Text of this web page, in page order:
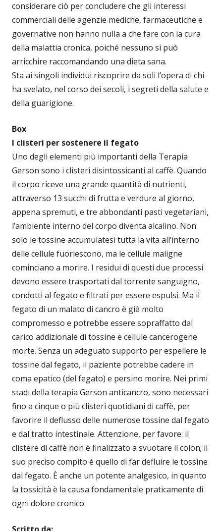
considerare ciò per concludere che gli interessi
commerciali delle agenzie mediche, farmaceutiche e
governative non hanno nulla a che fare con la cura
della malattia cronica, poiché nessuno si può
arricchire raccomandando una dieta sana.
Sta ai singoli individui riscoprire da soli l’opera di chi
ha svelato, nel corso dei secoli, i segreti della salute e
della guarigione.
Box
I clisteri per sostenere il fegato
Uno degli elementi più importanti della Terapia
Gerson sono i clisteri disintossicanti al caffè. Quando
il corpo riceve una grande quantità di nutrienti,
attraverso 13 succhi di frutta e verdure al giorno,
appena spremuti, e tre abbondanti pasti vegetariani,
l’ambiente interno del corpo diventa alcalino. Non
solo le tossine accumulatesi tutta la vita all’interno
delle cellule fuoriescono, ma le cellule maligne
cominciano a morire. I residui di questi due processi
devono essere trasportati dal torrente sanguigno,
condotti al fegato e filtrati per essere espulsi. Ma il
fegato di un malato di cancro è già molto
compromesso e potrebbe essere sopraffatto dal
carico addizionale di tossine e cellule cancerogene
morte. Senza un adeguato supporto per espellere le
tossine dal fegato, il paziente potrebbe cadere in
coma epatico (del fegato) e persino morire. Nei primi
stadi della terapia Gerson anticancro, sono necessari
fino a cinque o più clisteri quotidiani di caffè, per
favorire il deflusso delle numerose tossine dal fegato
e dal tratto intestinale. Attenzione, per favore: il
clistere di caffè non è finalizzato a svuotare il colon; il
suo preciso compito è quello di far defluire le tossine
dal fegato. È anche un potente analgesico, in quanto
la tossicità è la causa fondamentale praticamente di
ogni dolore cronico.